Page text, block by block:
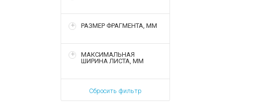
РАЗМЕР ФРАГМЕНТА, ММ
МАКСИМАЛЬНАЯ
ШИРИНА ЛИСТА, ММ
Сбросить фильтр